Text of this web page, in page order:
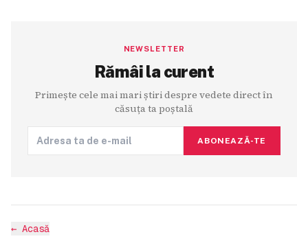
NEWSLETTER
Rămâi la curent
Primește cele mai mari știri despre vedete direct în
căsuța ta poștală
ABONEAZĂ-TE
← Acasă